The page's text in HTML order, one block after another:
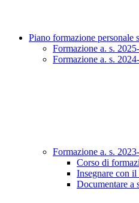
Piano formazione personale
Formazione a. s.
Formazione a. s.
Formazione a. s.
Corso di
Insegnare con
Documentare a